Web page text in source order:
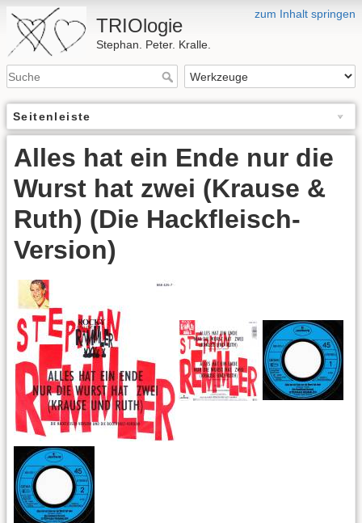
zum Inhalt springen
TRIOlogie
Stephan. Peter. Kralle.
Seitenleiste
Alles hat ein Ende nur die
Wurst hat zwei (Krause &
Ruth) (Die Hackfleisch-
Version)